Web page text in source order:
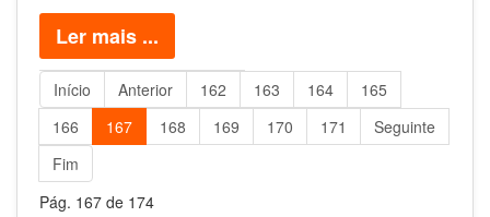
Ler mais ...
Início Anterior 162 163 164
165
166
167 168 169 170 171
Seguinte
Fim
Pág. 167 de 174